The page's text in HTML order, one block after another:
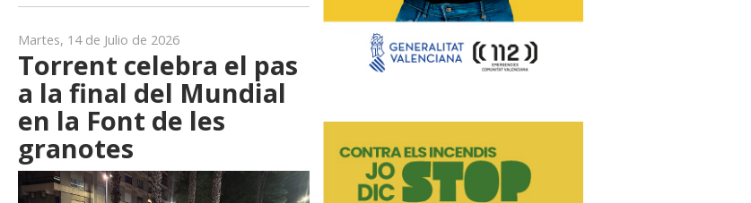
Martes, 14 de Julio de 2026
Torrent celebra el pas
a la final del Mundial
en la Font de les
granotes